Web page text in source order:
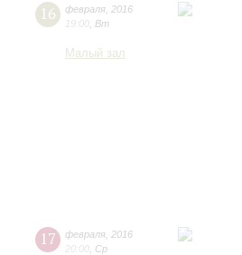
16 февраля 2016
19:00 Вт
Малый зал
17 февраля 2016
20:00 Ср